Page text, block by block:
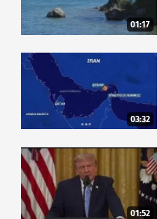
01:17
03:32
01:52